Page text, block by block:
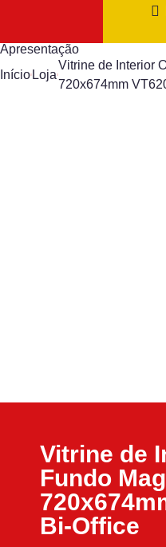
Apresentação
Início Loja
Vitrine de Interior
720x674mm
Vitrine de
Fundo
Bi-Office